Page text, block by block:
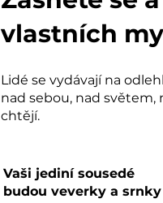
vlastních
Lidé se vydávají na
nad sebou, nad
chtějí.
Vaši jediní sousedé
budou veverky a srnky